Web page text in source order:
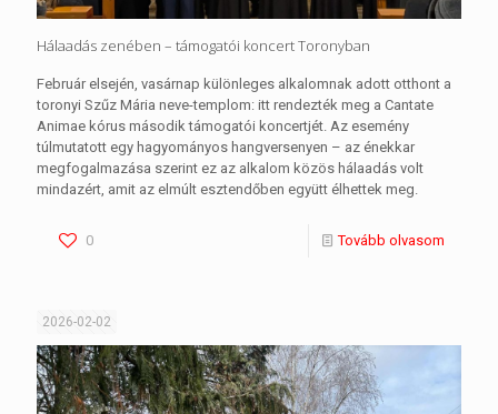
Hálaadás zenében – támogatói koncert Toronyban
Február elsején, vasárnap különleges alkalomnak adott otthont a
toronyi Szűz Mária neve-templom: itt rendezték meg a Cantate
Animae kórus második támogatói koncertjét. Az esemény
túlmutatott egy hagyományos hangversenyen – az énekkar
megfogalmazása szerint ez az alkalom közös hálaadás volt
mindazért, amit az elmúlt esztendőben együtt élhettek meg.
0 Tovább olvasom
2026-02-02